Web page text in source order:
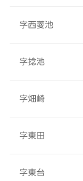
字西菱池
字捻池
字畑崎
字東田
字東台